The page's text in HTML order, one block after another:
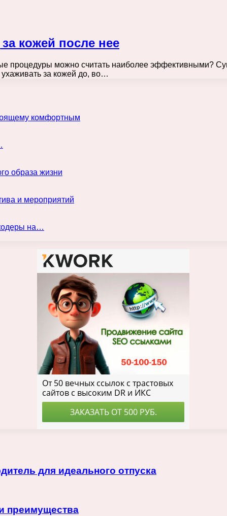
кожей после нее
процедуры можно считать наиболее эффективными?
ухаживать за кожей до, во…
комфортным
образа жизни
и мероприятий
на…
для идеального отпуска
преимущества